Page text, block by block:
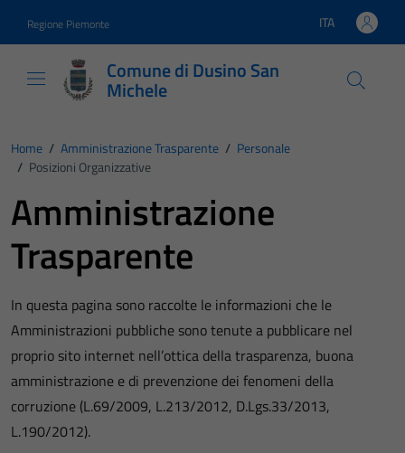
Regione Piemonte Lingua attiva:
ITA
Comune di Dusino San
Michele
Home / Amministrazione Trasparente / Personale
/ Posizioni Organizzative
Amministrazione
Trasparente
In questa pagina sono raccolte le informazioni che le
Amministrazioni pubbliche sono tenute a pubblicare nel
proprio sito internet nell’ottica della trasparenza, buona
amministrazione e di prevenzione dei fenomeni della
corruzione (L.69/2009, L.213/2012, D.Lgs.33/2013,
L.190/2012).